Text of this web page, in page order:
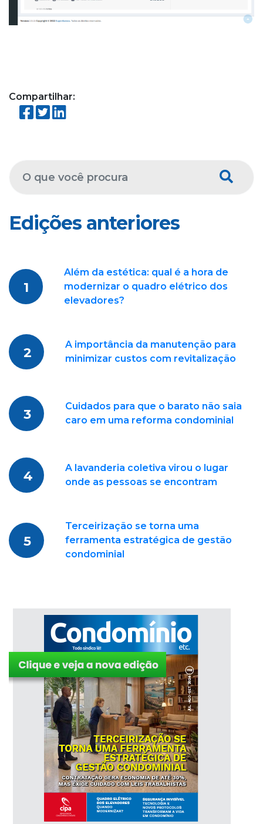
Compartilhar:
Edições anteriores
1
Além da estética: qual é a hora de
modernizar o quadro elétrico dos
elevadores?
2
A importância da manutenção para
minimizar custos com revitalização
3
Cuidados para que o barato não saia
caro em uma reforma condominial
4
A lavanderia coletiva virou o lugar
onde as pessoas se encontram
5
Terceirização se torna uma
ferramenta estratégica de gestão
condominial